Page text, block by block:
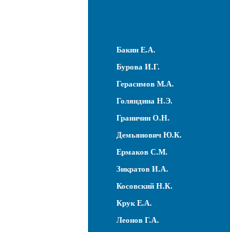
Бакин Е.А.
Бурова И.Г.
Герасимов М.А.
Голяндина Н.Э.
Граничин О.Н.
Демьянович Ю.К.
Ермаков С.М.
Зикратов И.А.
Косовский Н.К.
Крук Е.А.
Леонов Г.А.